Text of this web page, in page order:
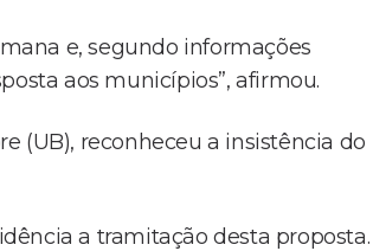
e, segundo informações
aos municípios”, afirmou.
(UB), reconheceu a insistência do
a tramitação desta proposta.